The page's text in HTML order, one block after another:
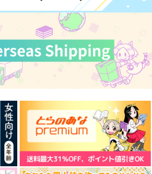
ォーカー嵐修特
イドケイ
円（税込）
×三雲修
サンプル
作品詳細
Black stars
1,415円
三雲修
サンプル
作品詳細
サンプル サンプル